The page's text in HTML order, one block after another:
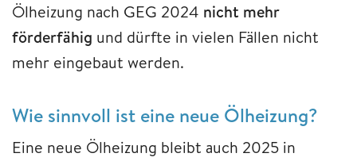
Ölheizung nach GEG 2024 nicht mehr
förderfähig und dürfte in vielen Fällen nicht
mehr eingebaut werden.
Wie sinnvoll ist eine neue Ölheizung?
Eine neue Ölheizung bleibt auch 2025 in